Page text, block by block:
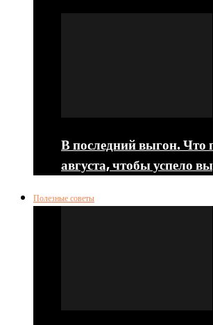
В последний выгон. Что
августа, чтобы успело
Полезные советы